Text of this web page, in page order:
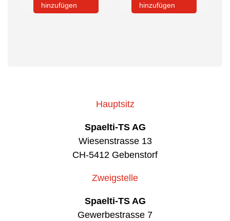
hinzufügen
hinzufügen
Hauptsitz
Spaelti-TS AG
Wiesenstrasse 13
CH-5412 Gebenstorf
Zweigstelle
Spaelti-TS AG
Gewerbestrasse 7